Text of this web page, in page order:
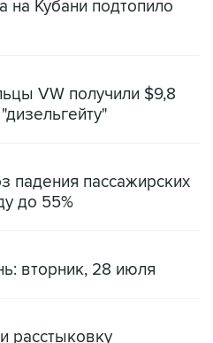
на Кубани подтопило
VW получили $9,8
падения пассажирских
до 55%
вторник, 28 июля
расстыковку